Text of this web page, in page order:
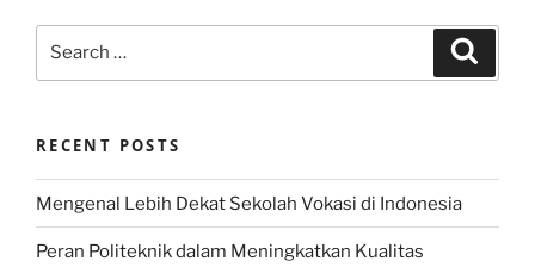
RECENT POSTS
Mengenal Lebih Dekat Sekolah Vokasi di Indonesia
Peran Politeknik dalam Meningkatkan Kualitas